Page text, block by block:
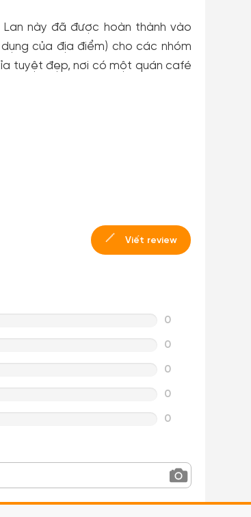
này đã được hoàn thành vào
của địa điểm) cho các nhóm
tuyệt đẹp, nơi có một quán café
Viết review
0
0
0
0
0